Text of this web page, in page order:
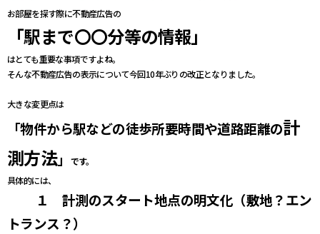
お部屋を探す際に不動産広告の
「駅まで〇〇分等の情報」
はとても重要な事項ですよね。
そんな不動産広告の表示について今回10年ぶりの改正となりました。
大きな変更点は
「物件から駅などの徒歩所要時間や道路距離の計
測方法」
です。
具体的には、
１ 計測のスタート地点の明文化（敷地？エン
トランス？）